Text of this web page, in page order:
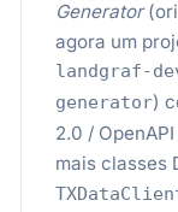
Generator
agora um
landgraf-
generator)
2.0 /
mais classes